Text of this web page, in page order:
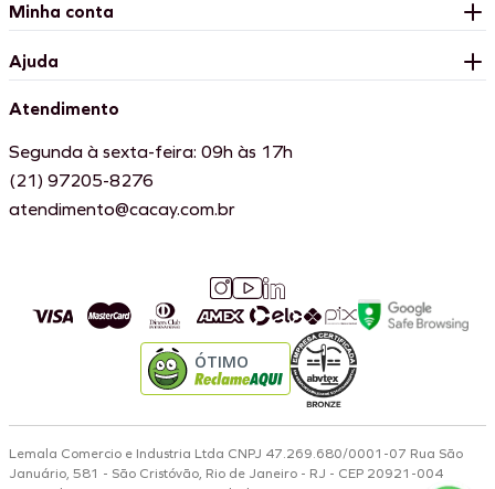
Minha conta
Ajuda
Atendimento
Segunda à sexta-feira: 09h às 17h
(21) 97205-8276
atendimento@cacay.com.br
ÓTIMO
Lemala Comercio e Industria Ltda CNPJ 47.269.680/0001-07 Rua São
Januário, 581 - São Cristóvão, Rio de Janeiro - RJ - CEP 20921-004